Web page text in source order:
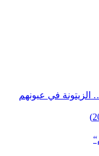
الزيتونة في عيونهم